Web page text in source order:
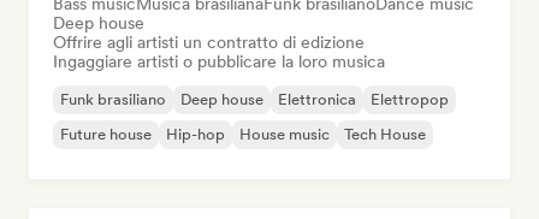
Deep house
Offrire agli artisti un contratto di edizione
Ingaggiare artisti o pubblicare la loro musica
Funk brasiliano Deep house Elettronica
Elettropop
Future house
Hip-hop House music Tech House